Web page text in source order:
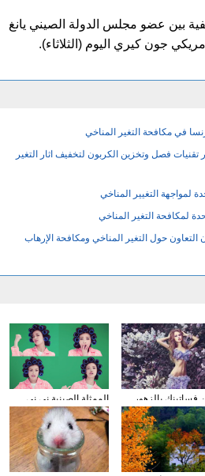
مؤتمر صحفى للخارجية
بين عضو مجلس الدولة الصيني يانغ
جون كيري اليوم (الثلاثاء).
في مكافحة التغير المناخي
فصل وتخزين الكربون لتخفيف اثار التغير
لمواجهة التغيير المناخي
لمكافحة التغير المناخي
التعاون حول التغير المناخي ومكافحة الإرهاب
الممثلة الصينية ني ني
تقوم بالتعبيرات المتختلفة
لويتشات
فساتينك بالزهور